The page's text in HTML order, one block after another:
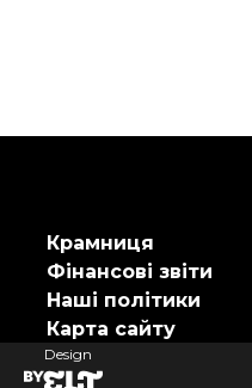
Крамниця
Фінансові звіти
Наші політики
Карта сайту
Design
elt